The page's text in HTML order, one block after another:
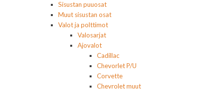
Sisustan puuosat
Muut sisustan osat
Valot ja polttimot
Valosarjat
Ajovalot
Cadillac
Chevorlet P/U
Corvette
Chevrolet muut